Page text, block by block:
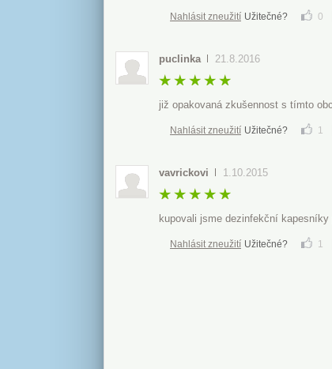
Nahlásit zneužití Užitečné? 0
puclinka 21.8.2016
již opakovaná zkušennost s tímto
Nahlásit zneužití Užitečné? 1
vavrickovi 1.10.2015
kupovali jsme dezinfekční
Nahlásit zneužití Užitečné? 1